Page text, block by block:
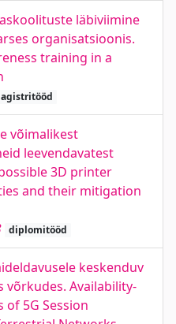
läbiviimine
organisatsioonis.
training in a
võimalikest
leevendavatest
3D printer
and their mitigation
diplomitööd
keskenduv
võrkudes. Availability-
of 5G Session